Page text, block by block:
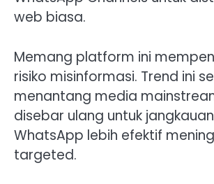
web biasa.
Memang platform ini
risiko misinformasi. Trend ini
menantang media
disebar ulang untuk
WhatsApp lebih efektif
targeted.